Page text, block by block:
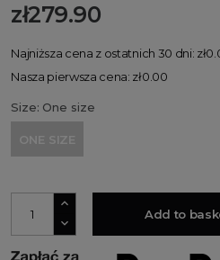
zł279.90
Najniższa cena z ostatnich 30 dni:
Nasza pierwsza cena: zł0.00
Size: One size
ONE SIZE
Add to